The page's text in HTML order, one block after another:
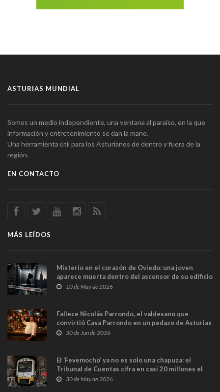
ASTURIAS MUNDIAL
Somos un medio independiente, una ventana al paraíso, en la que
información y entretenimiento se dan la mano.
Una herramienta útil para los Asturianos de dentro y fuera de la
región.
EN CONTACTO
MÁS LEÍDOS
Misterio en el corazón de Oviedo: una joven
aparece muerta dentro del ascensor de su edificio
y las cámaras captan sus últimos minutos
10 de May de 2026
Fallece Nicolás Parrondo, el valdesano que
convirtió Casa Parrondo en un pedazo de Asturias
en Madrid
30 de Jun de 2026
El ‘Fevemocho’ ya no es solo una chapuza: el
Tribunal de Cuentas cifra en casi 20 millones el
sobrecoste de los trenes que no cabían por los
30 de May de 2026